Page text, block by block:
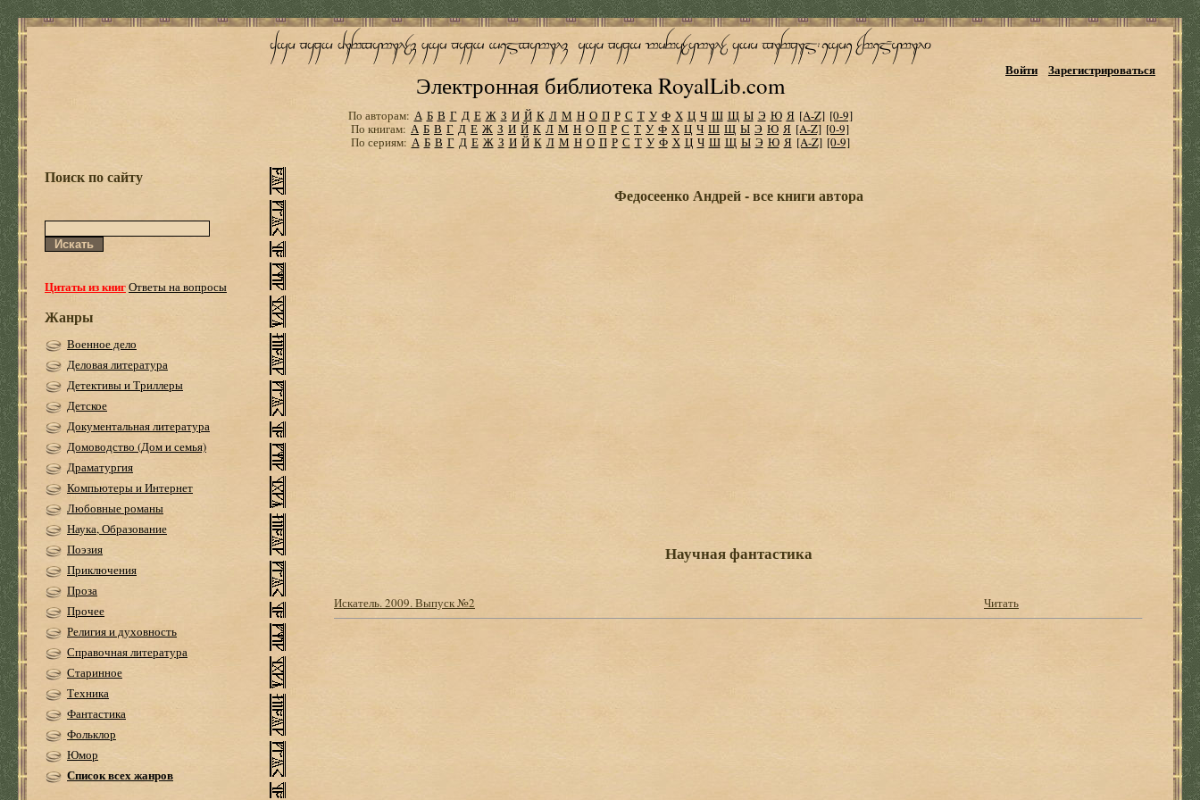
Электронная библиотека RoyalLib.com
Войти Зарегистрироваться
По авторам: А Б В Г Д Е Ж З И Й К Л М Н О П Р С Т У Ф Х Ц Ч Ш Щ Ы Э Ю Я [A-Z] [0-9]
По книгам: А Б В Г Д Е Ж З И Й К Л М Н О П Р С Т У Ф Х Ц Ч Ш Щ Ы Э Ю Я [A-Z] [0-9]
По сериям: А Б В Г Д Е Ж З И Й К Л М Н О П Р С Т У Ф Х Ц Ч Ш Щ Ы Э Ю Я [A-Z] [0-9]
Поиск по сайту
Цитаты из книгОтветы на вопросы
Жанры
Военное дело
Деловая литература
Детективы и Триллеры
Детское
Документальная литература
Домоводство (Дом и семья)
Драматургия
Компьютеры и Интернет
Любовные романы
Наука, Образование
Поэзия
Приключения
Проза
Прочее
Религия и духовность
Справочная литература
Старинное
Техника
Фантастика
Фольклор
Юмор
Список всех жанров
Федосеенко Андрей - все книги автора
Научная фантастика
Искатель. 2009. Выпуск №2 Читать